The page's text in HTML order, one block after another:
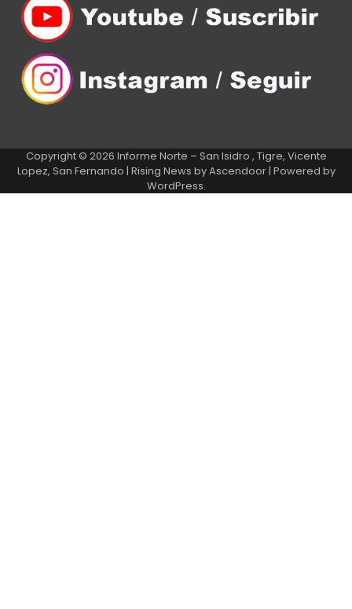
Copyright © 2026 Informe Norte – San Isidro , Tigre, Vicente
Lopez, San Fernando | Rising News byAscendoor| Powered by
WordPress.